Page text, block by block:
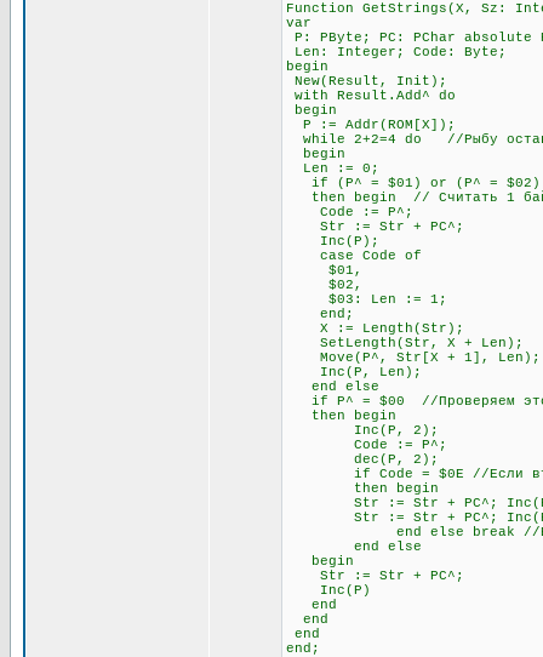
Function GetStrings(X, Sz:
var
P: PByte; PC: PChar absolute
Len: Integer; Code: Byte;
begin
New(Result, Init);
with Result.Add^ do
begin
P := Addr(ROM[X]);
while 2+2=4 do //Рыбу
begin
Len := 0;
if (P^ = $01) or (P^ = $02)
then begin // Считать 1
Code := P^;
Str := Str + PC^;
Inc(P);
case Code of
$01,
$02,
$03: Len := 1;
end;
X := Length(Str);
SetLength(Str, X + Len);
Move(P^, Str[X + 1], Len);
Inc(P, Len);
end else
if P^ = $00 //Проверяем
then begin
Inc(P, 2);
Code := P^;
dec(P, 2);
if Code = $0E //Если второй
then begin
Str := Str + PC^;
Str := Str + PC^;
end else break //Если
end else
begin
Str := Str + PC^;
Inc(P)
end
end
end
end;